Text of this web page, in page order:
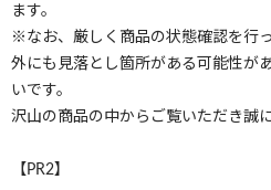
ます。
※なお、厳しく商品の状態確認を行
外にも見落とし箇所がある可能性が
いです。
沢山の商品の中からご覧いただき誠
【PR2】